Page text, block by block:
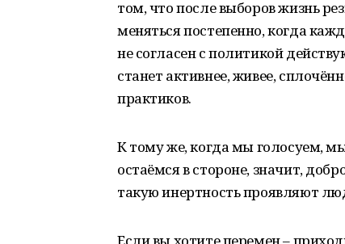
том, что после выборов жизнь
меняться постепенно, когда
не согласен с политикой
станет активнее, живее,
практиков.
К тому же, когда мы голосуем,
остаёмся в стороне, значит,
такую инертность проявляют